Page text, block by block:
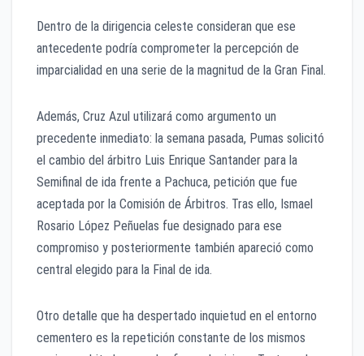
Dentro de la dirigencia celeste consideran que ese
antecedente podría comprometer la percepción de
imparcialidad en una serie de la magnitud de la Gran Final.
Además, Cruz Azul utilizará como argumento un
precedente inmediato: la semana pasada, Pumas solicitó
el cambio del árbitro Luis Enrique Santander para la
Semifinal de ida frente a Pachuca, petición que fue
aceptada por la Comisión de Árbitros. Tras ello, Ismael
Rosario López Peñuelas fue designado para ese
compromiso y posteriormente también apareció como
central elegido para la Final de ida.
Otro detalle que ha despertado inquietud en el entorno
cementero es la repetición constante de los mismos